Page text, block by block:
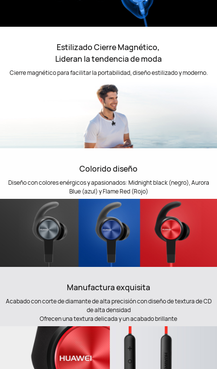
Estilizado Cierre Magnético,
Lideran la tendencia de moda
Cierre magnético para facilitar la portabilidad, diseño estilizado y moderno.
Colorido diseño
Diseño con colores enérgicos y apasionados: Midnight black (negro), Aurora
Blue (azul) y Flame Red (Rojo)
Manufactura exquisita
Acabado con corte de diamante de alta precisión con diseño de textura de CD
de alta densidad
Ofrecen una textura delicada y un acabado brillante